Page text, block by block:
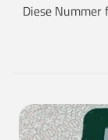
Diese